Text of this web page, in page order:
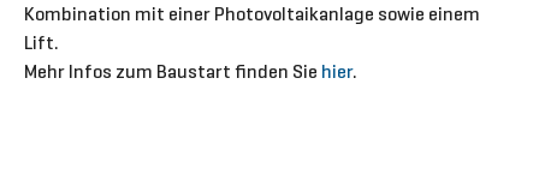
Kombination mit einer Photovoltaikanlage sowie einem
Lift.
Mehr Infos zum Baustart finden Sie hier.